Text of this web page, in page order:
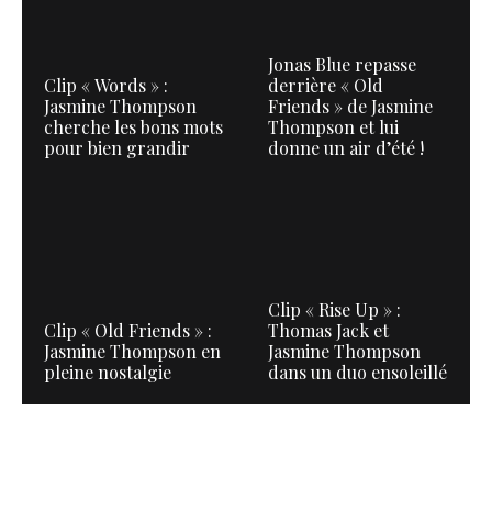
Clip « Words » :
Jasmine Thompson
cherche les bons mots
pour bien grandir
Jonas Blue repasse
derrière « Old
Friends » de Jasmine
Thompson et lui
donne un air d’été !
Clip « Old Friends » :
Jasmine Thompson en
pleine nostalgie
Clip « Rise Up » :
Thomas Jack et
Jasmine Thompson
dans un duo ensoleillé